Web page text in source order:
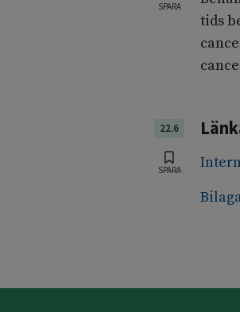
SPARA
tids
22.6
SPARA